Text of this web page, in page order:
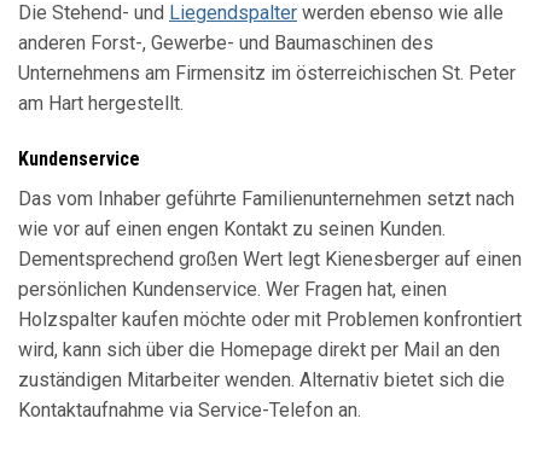
Die Stehend- und Liegendspalter werden ebenso wie alle
anderen Forst-, Gewerbe- und Baumaschinen des
Unternehmens am Firmensitz im österreichischen St. Peter
am Hart hergestellt.
Kundenservice
Das vom Inhaber geführte Familienunternehmen setzt nach
wie vor auf einen engen Kontakt zu seinen Kunden.
Dementsprechend großen Wert legt Kienesberger auf einen
persönlichen Kundenservice. Wer Fragen hat, einen
Holzspalter kaufen möchte oder mit Problemen konfrontiert
wird, kann sich über die Homepage direkt per Mail an den
zuständigen Mitarbeiter wenden. Alternativ bietet sich die
Kontaktaufnahme via Service-Telefon an.